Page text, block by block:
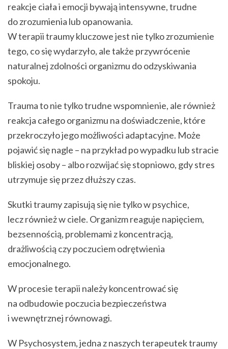
reakcje ciała i emocji bywają intensywne, trudne
do zrozumienia lub opanowania.
W terapii traumy kluczowe jest nie tylko zrozumienie
tego, co się wydarzyło, ale także przywrócenie
naturalnej zdolności organizmu do odzyskiwania
spokoju.
Trauma to nie tylko trudne wspomnienie, ale również
reakcja całego organizmu na doświadczenie, które
przekroczyło jego możliwości adaptacyjne. Może
pojawić się nagle – na przykład po wypadku lub stracie
bliskiej osoby – albo rozwijać się stopniowo, gdy stres
utrzymuje się przez dłuższy czas.
Skutki traumy zapisują się nie tylko w psychice,
lecz również w ciele. Organizm reaguje napięciem,
bezsennością, problemami z koncentracją,
drażliwością czy poczuciem odrętwienia
emocjonalnego.
W procesie terapii należy koncentrować się
na odbudowie poczucia bezpieczeństwa
i wewnętrznej równowagi.
W Psychosystem, jedna z naszych terapeutek traumy